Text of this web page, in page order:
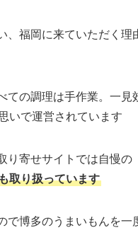
福岡に来ていただく理
ての調理は手作業。一
いで運営されています
寄せサイトでは自慢の
取り扱っています
で博多のうまいもんを